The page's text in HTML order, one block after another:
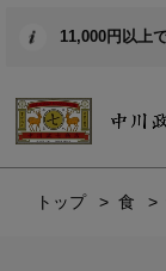
11,000円以上
トップ 食